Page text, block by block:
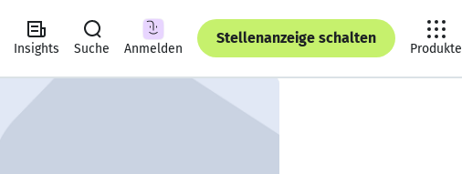
Insights Suche Anmelden
Stellenanzeige schalten
Produkte